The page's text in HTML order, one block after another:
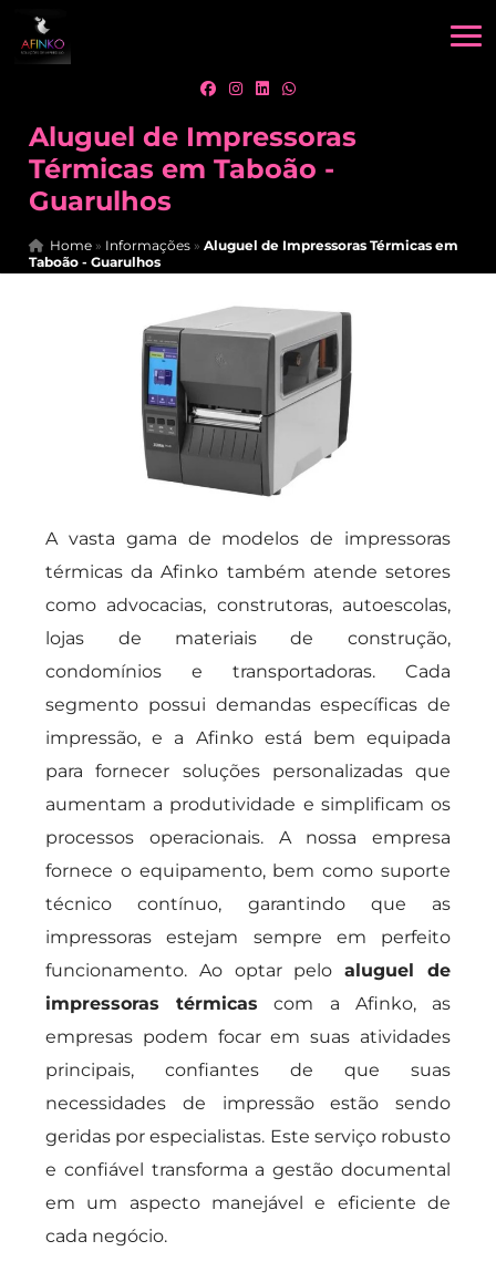
Aluguel de Impressoras
Térmicas em Taboão -
Guarulhos
Home » Informações »Aluguel de Impressoras Térmicas em
Taboão - Guarulhos
A vasta gama de modelos de impressoras
térmicas da Afinko também atende setores
como advocacias, construtoras, autoescolas,
lojas de materiais de construção,
condomínios e transportadoras. Cada
segmento possui demandas específicas de
impressão, e a Afinko está bem equipada
para fornecer soluções personalizadas que
aumentam a produtividade e simplificam os
processos operacionais. A nossa empresa
fornece o equipamento, bem como suporte
técnico contínuo, garantindo que as
impressoras estejam sempre em perfeito
funcionamento. Ao optar peloaluguel de
impressoras térmicas com a Afinko, as
empresas podem focar em suas atividades
principais, confiantes de que suas
necessidades de impressão estão sendo
geridas por especialistas. Este serviço robusto
e confiável transforma a gestão documental
em um aspecto manejável e eficiente de
cada negócio.